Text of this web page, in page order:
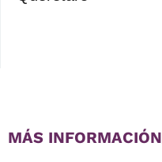
MÁS INFORMACIÓN